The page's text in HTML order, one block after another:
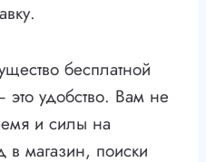
бесплатной
это удобство. Вам не
и силы на
в магазин, поиски